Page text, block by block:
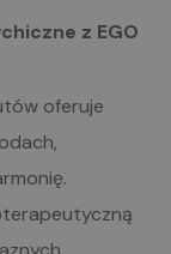
z EGO
oferuje